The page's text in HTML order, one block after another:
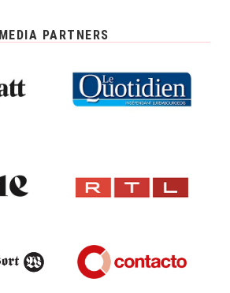
MEDIA PARTNERS